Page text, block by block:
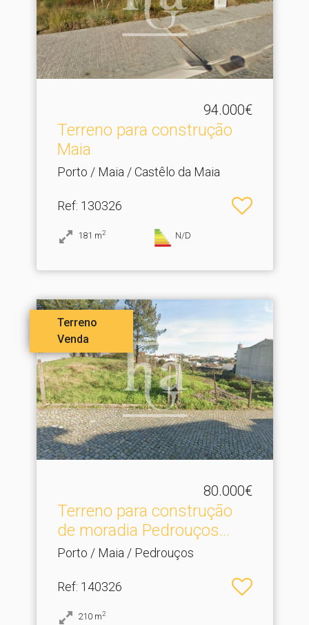
94.000€
Terreno para construção
Maia
Porto / Maia / Castêlo da Maia
Ref: 130326
181 m2 N/D
Terreno
Venda
80.000€
Terreno para construção
de moradia Pedrouços.​..
Porto / Maia / Pedrouços
Ref: 140326
210 m2